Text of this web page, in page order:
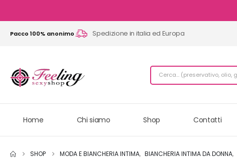
Pacco 100% anonimo Spedizione in italia ed Europa
Home Chi siamo Shop Contatti
SHOP MODA E BIANCHERIA INTIMA, BIANCHERIA INTIMA DA DONNA,